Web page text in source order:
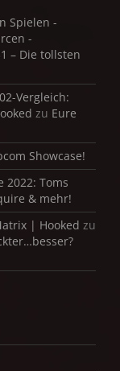
Spielen -
-
– Die tollsten
Vergleich:
zu Eure
Showcase!
2022: Toms
& mehr!
| Hooked zu